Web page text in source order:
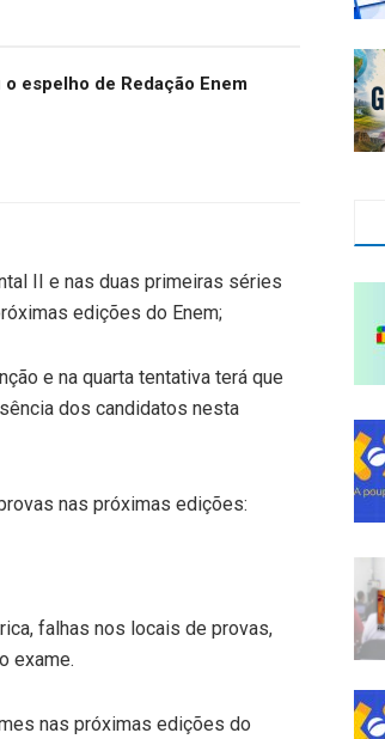
espelho de Redação Enem
II e nas duas primeiras séries
edições do Enem;
e na quarta tentativa terá que
dos candidatos nesta
nas próximas edições:
falhas nos locais de provas,
exame.
nas próximas edições do